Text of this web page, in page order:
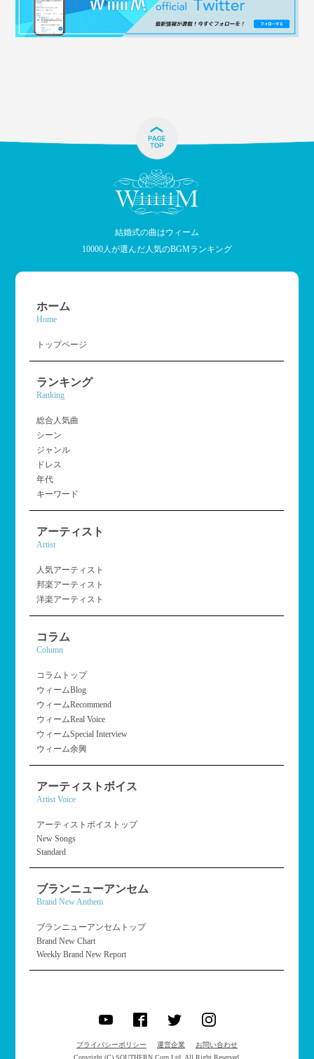
結婚式の曲はウィーム
10000人が選んだ人気のBGMランキング
ホーム
Home
トップページ
ランキング
Ranking
総合人気曲
シーン
ジャンル
ドレス
年代
キーワード
アーティスト
Artist
人気アーティスト
邦楽アーティスト
洋楽アーティスト
コラム
Column
コラムトップ
ウィームBlog
ウィームRecommend
ウィームReal Voice
ウィームSpecial Interview
ウィーム余興
アーティストボイス
Artist Voice
アーティストボイストップ
New Songs
Standard
ブランニューアンセム
Brand New Anthem
ブランニューアンセムトップ
Brand New Chart
Weekly Brand New Report
プライバシーポリシー 運営企業
お問い合わせ
Copyright (C) SOUTHERN Corp.Ltd. All Right Reserved.